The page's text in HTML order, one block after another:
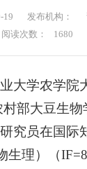
19 发布机构：
阅读次数：
1680
大学农学院
部大豆生物
究员在国际
生理）（